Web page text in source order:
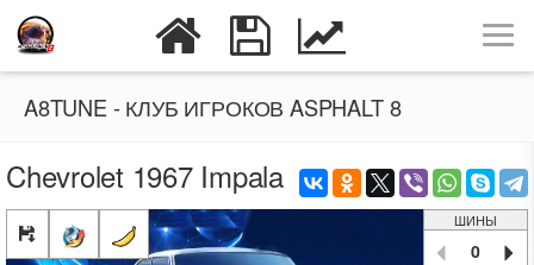
A8TUNE - КЛУБ ИГРОКОВ ASPHALT 8
Chevrolet 1967 Impala
ШИНЫ
0